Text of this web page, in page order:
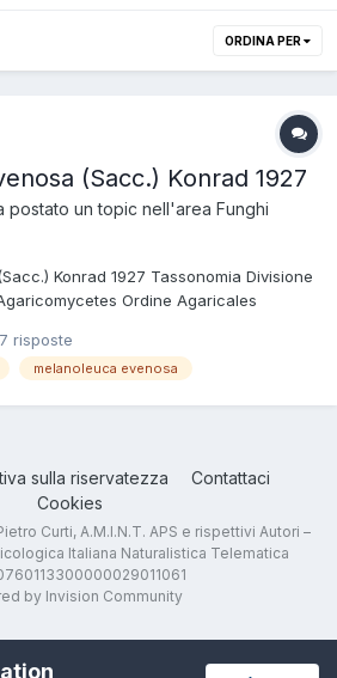
ORDINA PER
(Sacc.) Konrad 1927
postato un topic nell'area Funghi
Konrad 1927 Tassonomia Divisione
Ordine Agaricales
subalpina (Britzelm.)
Etimologia Dal latino...
7 risposte
melanoleuca evenosa
sulla riservatezza
Contattaci
Cookies
Curti, A.M.I.N.T. APS e rispettivi Autori –
Italiana Naturalistica Telematica
by Invision Community